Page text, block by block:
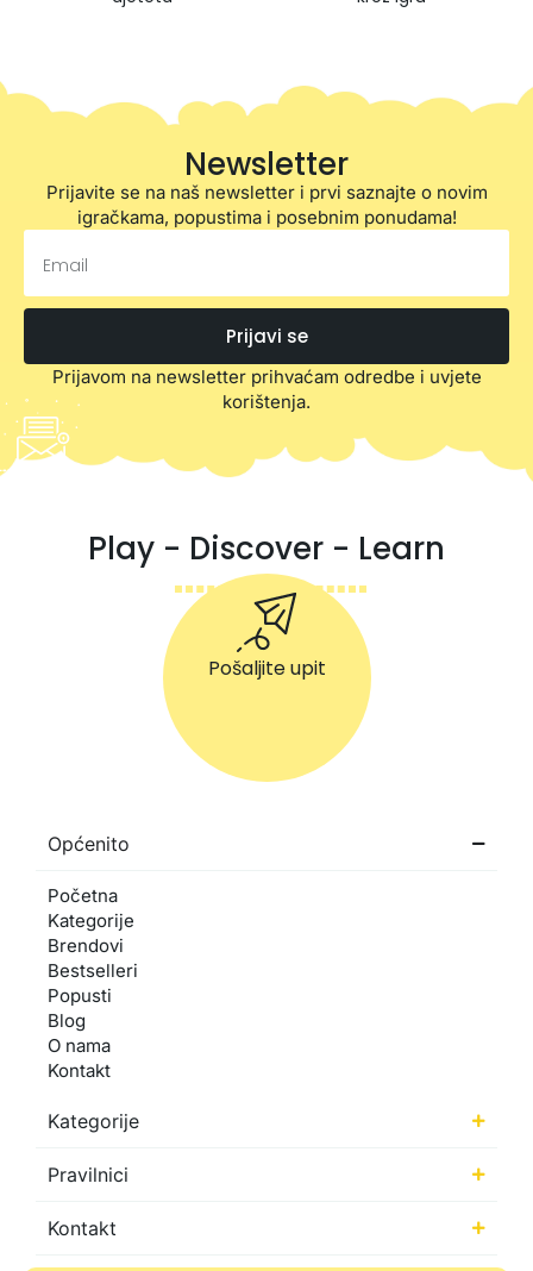
Newsletter
Prijavite se na naš newsletter i prvi saznajte o novim
igračkama, popustima i posebnim ponudama!
Prijavi se
Prijavom na newsletter prihvaćam odredbe i uvjete
korištenja.
Play - Discover - Learn
Pošaljite upit
Općenito
Početna
Kategorije
Brendovi
Bestselleri
Popusti
Blog
O nama
Kontakt
Kategorije
Pravilnici
Kontakt